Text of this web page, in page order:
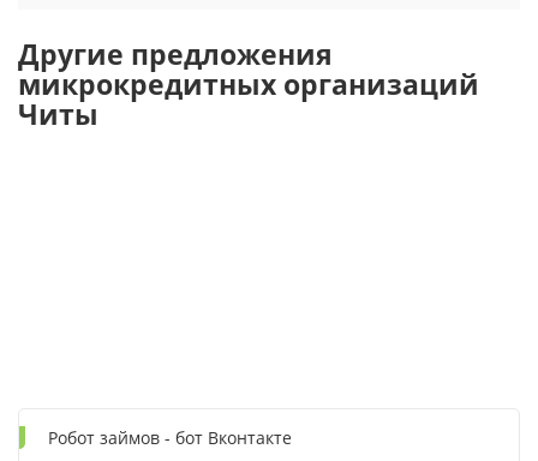
Другие предложения
микрокредитных организаций
Читы
Робот займов - бот Вконтакте